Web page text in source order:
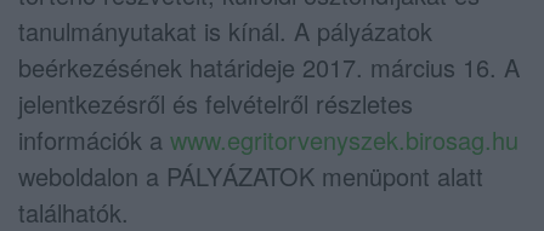
tanulmányutakat is kínál. A pályázatok
beérkezésének határideje 2017. március 16. A
jelentkezésről és felvételről részletes
információk a www.egritorvenyszek.birosag.hu
weboldalon a PÁLYÁZATOK menüpont alatt
találhatók.